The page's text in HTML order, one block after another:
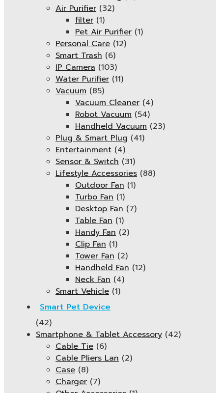
Air Purifier (32)
filter (1)
Pet Air Purifier (1)
Personal Care (12)
Smart Trash (6)
IP Camera (103)
Water Purifier (11)
Vacuum (85)
Vacuum Cleaner (4)
Robot Vacuum (54)
Handheld Vacuum (23)
Plug & Smart Plug (41)
Entertainment (4)
Sensor & Switch (31)
Lifestyle Accessories (88)
Outdoor Fan (1)
Turbo Fan (1)
Desktop Fan (7)
Table Fan (1)
Handy Fan (2)
Clip Fan (1)
Tower Fan (2)
Handheld Fan (12)
Neck Fan (4)
Smart Vehicle (1)
Smart Pet Device
(42)
Smartphone & Tablet Accessory (42)
Cable Tie (6)
Cable Pliers Lan (2)
Case (8)
Charger (7)